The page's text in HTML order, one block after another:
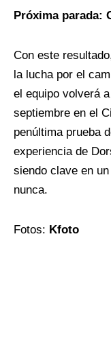
Próxima parada:
Con este
la lucha por el
el equipo volverá
septiembre en el
penúltima prueba
experiencia de
siendo clave en
nunca.
Fotos: Kfoto